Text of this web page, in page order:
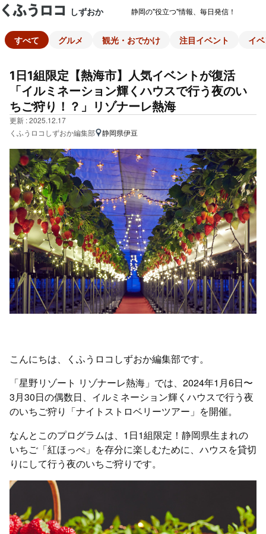
しずおか 静岡の"役立つ"情報、毎日発信！
すべて グルメ 観光・おでかけ 注目イベント イ
1日1組限定【熱海市】人気イベントが復活
「イルミネーション輝くハウスで行う夜のい
ちご狩り！？」リゾナーレ熱海
更新 : 2025.12.17
くふうロコしずおか編集部
静岡県伊豆
こんにちは、くふうロコしずおか編集部です。
「星野リゾート リゾナーレ熱海」では、2024年1月6日〜
3月30日の偶数日、イルミネーション輝くハウスで行う夜
のいちご狩り「ナイトストロベリーツアー」を開催。
なんとこのプログラムは、1日1組限定！静岡県生まれの
いちご「紅ほっぺ」を存分に楽しむために、ハウスを貸切
りにして行う夜のいちご狩りです。